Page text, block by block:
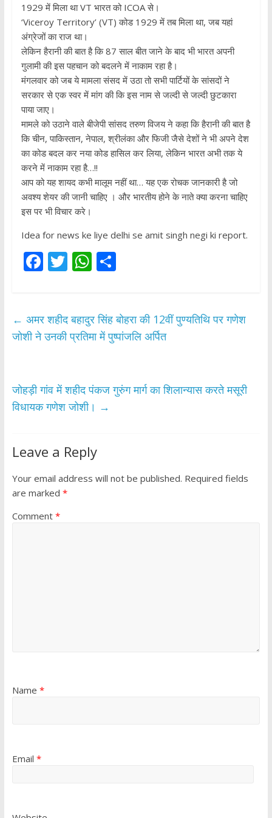
1929 में मिला था VT भारत को ICOA से।
‘Viceroy Territory’ (VT) कोड 1929 में तब मिला था, जब यहां
अंग्रेजों का राज था।
लेकिन हैरानी की बात है कि 87 साल बीत जाने के बाद भी भारत अपनी
गुलामी की इस पहचान को बदलने में नाकाम रहा है।
मंगलवार को जब ये मामला संसद में उठा तो सभी पार्टियों के सांसदों ने
सरकार से एक स्वर में मांग की कि इस नाम से जल्दी से जल्दी छुटकारा
पाया जाए।
मामले को उठाने वाले बीजेपी सांसद तरुण विजय ने कहा कि हैरानी की बात है
कि चीन, पाकिस्तान, नेपाल, श्रीलंका और फि‍जी जैसे देशों ने भी अपने देश
का कोड बदल कर नया कोड हासिल कर लिया, लेकिन भारत अभी तक ये
करने में नाकाम रहा है…!!
आप को यह शायद कभी मालूम नहीं था… यह एक रोचक जानकारी है जो
अवश्य शेयर की जानी चाहिए । और भारतीय होने के नाते क्या करना चाहिए
इस पर भी विचार करे।
Idea for news ke liye delhi se amit singh negi ki report.
F
b
o
k
T
er
W
s
A
p
S
e
← अमर शहीद बहादुर सिंह बोहरा की 12वीं पुण्यतिथि पर गणेश
जोशी ने उनकी प्रतिमा में पुष्पांजलि अर्पित
जोहड़ी गांव में शहीद पंकज गुरुंग मार्ग का शिलान्यास करते मसूरी
विधायक गणेश जोशी। →
Leave a Reply
Your email address will not be published. Required fields
are marked *
Comment *
Name *
Email *